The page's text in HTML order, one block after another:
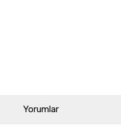
Yorumlar